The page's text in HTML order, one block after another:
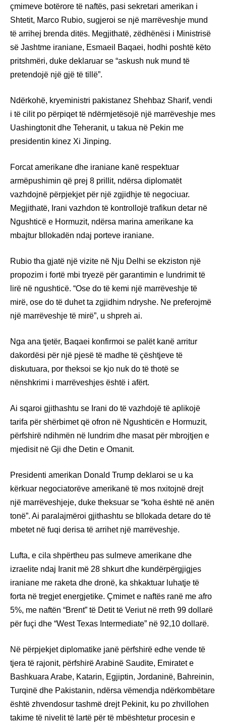
çmimeve botërore të naftës, pasi sekretari amerikan i
Shtetit, Marco Rubio, sugjeroi se një marrëveshje mund
të arrihej brenda ditës. Megjithatë, zëdhënësi i Ministrisë
së Jashtme iraniane, Esmaeil Baqaei, hodhi poshtë këto
pritshmëri, duke deklaruar se “askush nuk mund të
pretendojë një gjë të tillë”.
Ndërkohë, kryeministri pakistanez Shehbaz Sharif, vendi
i të cilit po përpiqet të ndërmjetësojë një marrëveshje mes
Uashingtonit dhe Teheranit, u takua në Pekin me
presidentin kinez Xi Jinping.
Forcat amerikane dhe iraniane kanë respektuar
armëpushimin që prej 8 prillit, ndërsa diplomatët
vazhdojnë përpjekjet për një zgjidhje të negociuar.
Megjithatë, Irani vazhdon të kontrollojë trafikun detar në
Ngushticë e Hormuzit, ndërsa marina amerikane ka
mbajtur bllokadën ndaj porteve iraniane.
Rubio tha gjatë një vizite në Nju Delhi se ekziston një
propozim i fortë mbi tryezë për garantimin e lundrimit të
lirë në ngushticë. “Ose do të kemi një marrëveshje të
mirë, ose do të duhet ta zgjidhim ndryshe. Ne preferojmë
një marrëveshje të mirë”, u shpreh ai.
Nga ana tjetër, Baqaei konfirmoi se palët kanë arritur
dakordësi për një pjesë të madhe të çështjeve të
diskutuara, por theksoi se kjo nuk do të thotë se
nënshkrimi i marrëveshjes është i afërt.
Ai sqaroi gjithashtu se Irani do të vazhdojë të aplikojë
tarifa për shërbimet që ofron në Ngushticën e Hormuzit,
përfshirë ndihmën në lundrim dhe masat për mbrojtjen e
mjedisit në Gji dhe Detin e Omanit.
Presidenti amerikan Donald Trump deklaroi se u ka
kërkuar negociatorëve amerikanë të mos nxitojnë drejt
një marrëveshjeje, duke theksuar se “koha është në anën
tonë”. Ai paralajmëroi gjithashtu se bllokada detare do të
mbetet në fuqi derisa të arrihet një marrëveshje.
Lufta, e cila shpërtheu pas sulmeve amerikane dhe
izraelite ndaj Iranit më 28 shkurt dhe kundërpërgjigjes
iraniane me raketa dhe dronë, ka shkaktuar luhatje të
forta në tregjet energjetike. Çmimet e naftës ranë me afro
5%, me naftën “Brent” të Detit të Veriut në rreth 99 dollarë
për fuçi dhe “West Texas Intermediate” në 92,10 dollarë.
Në përpjekjet diplomatike janë përfshirë edhe vende të
tjera të rajonit, përfshirë Arabinë Saudite, Emiratet e
Bashkuara Arabe, Katarin, Egjiptin, Jordaninë, Bahreinin,
Turqinë dhe Pakistanin, ndërsa vëmendja ndërkombëtare
është zhvendosur tashmë drejt Pekinit, ku po zhvillohen
takime të nivelit të lartë për të mbështetur procesin e